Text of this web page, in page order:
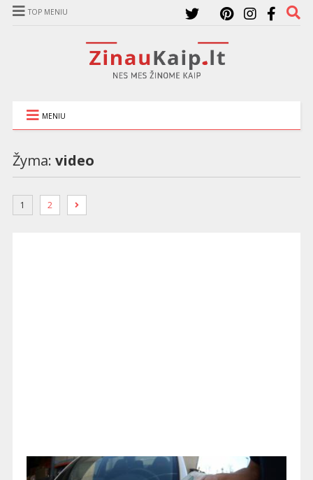
TOP MENIU
MENIU
Žyma: video
1 2